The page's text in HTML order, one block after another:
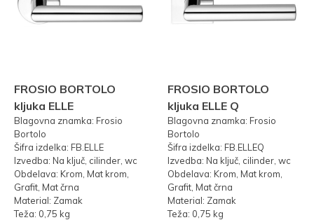
FROSIO BORTOLO
kljuka ELLE
Blagovna znamka: Frosio
Bortolo
Šifra izdelka: FB.ELLE
Izvedba: Na ključ, cilinder, wc
Obdelava: Krom, Mat krom,
Grafit, Mat črna
Material: Zamak
Teža: 0,75 kg
FROSIO BORTOLO
kljuka ELLE Q
Blagovna znamka: Frosio
Bortolo
Šifra izdelka: FB.ELLEQ
Izvedba: Na ključ, cilinder, wc
Obdelava: Krom, Mat krom,
Grafit, Mat črna
Material: Zamak
Teža: 0,75 kg